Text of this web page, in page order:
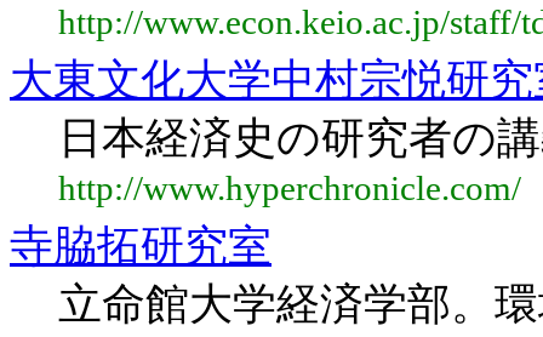
http://www.econ.keio.ac.jp/staff/
大東文化大学中村宗悦研
日本経済史の研究者の
http://www.hyperchronicle.com/
寺脇拓研究室
立命館大学経済学部。